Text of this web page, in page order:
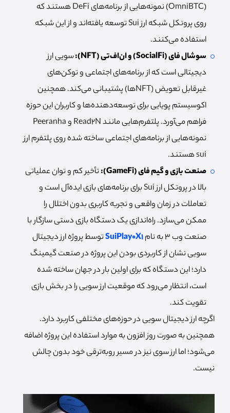
(OmniBTC) نمونه‌هایی از برنامه‌های DeFi هستند که
روی پروتکل شبکه ارز Sui توسعه یافته‌اند و از این شبکه
استفاده می‌کنند.
سوشال فای (SocialFi) و ان‌اف‌تی‌ (NFT):
سویی ارز
دیجیتالی است کهاز برنامه‌های اجتماعی و توکن‌های
غیرقابل تعویض (NFTها) پشتیبانی می‌کند. همچنین
اکوسیستم پویایی برای توسعه‌دهنده‌ها و کاربران این حوزه
فراهم می‌آورد. پلتفرم‌هایی مانند Read2N و Peeranha
نمونه‌هایی از برنامه‌های اجتماعی ساخته شده روی پلتفرم ارز
sui هستند.
صنعت بازی و گیم فای (GameFi):
تأخیر کم و توان عملیاتی
بالا در پروتکل ارز Sui برای برنامه‌های بازی ایده‌آل است و
تعاملات در زمان واقعی و تجربه کاربری بدون اختلال را
ممکن می‌سازد. راه‌اندازی یک دستگاه بازی دستی سازگار با
صنعت وب ۳ به نام
SuiPlay0X1توسط پروژه ارز دیجیتال
سویی نشان از کاربردی بودن این پروژه در صنعت گیمینگ
دارد؛ این دستگاه که برای اولین بار در جهان ساخته شده
است، انتظار می‌رود که موقعیت ارز سویی را در بخش بازی
تقویت کند.
اگرچه ارز دیجیتال سویی در حوزه‌های مختلفی کاربرد دارد.
همچنین به صورت روز افزون به موارد استفاده این پروژه اضافه
می‌شود؛ اما ارز سوی نیز در مسیر روبه‌ترقی خود بدون چالش
نیست.